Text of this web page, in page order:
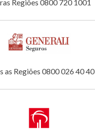
Regiões 0800 720 1001
as Regiões 0800 026 40 40